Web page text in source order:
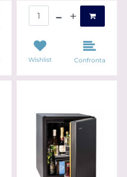
Wishlist Confronta